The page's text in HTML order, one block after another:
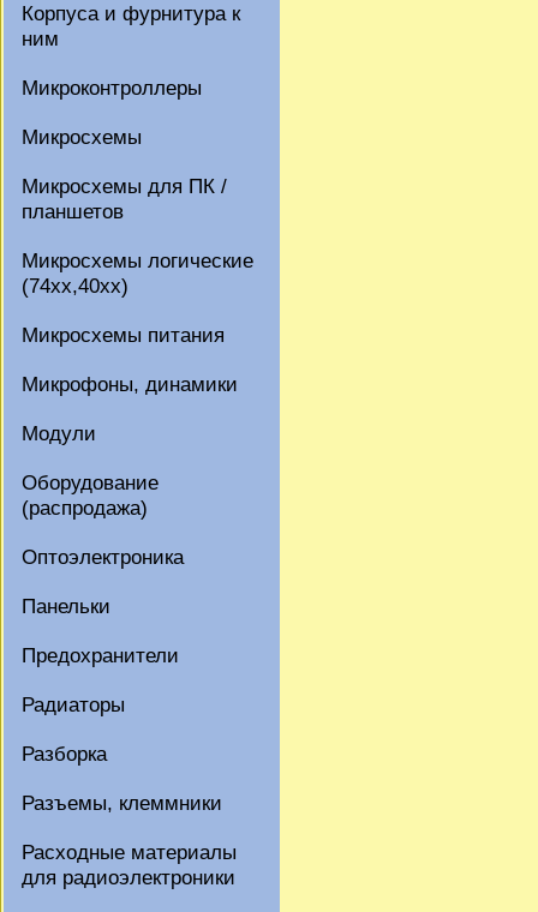
Корпуса и фурнитура к
ним
Микроконтроллеры
Микросхемы
Микросхемы для ПК /
планшетов
Микросхемы логические
(74xx,40xx)
Микросхемы питания
Микрофоны, динамики
Модули
Оборудование
(распродажа)
Оптоэлектроника
Панельки
Предохранители
Радиаторы
Разборка
Разъемы, клеммники
Расходные материалы
для радиоэлектроники